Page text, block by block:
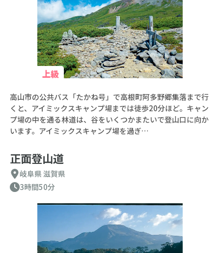
上級
高山市の公共バス「たかね号」で高根町阿多野郷集落まで行
くと、アイミックスキャンプ場までは徒歩20分ほど。キャン
プ場の中を通る林道は、谷をいくつかまたいで登山口に向か
います。アイミックスキャンプ場を過ぎ…
正面登山道
岐阜県滋賀県
3時間50分